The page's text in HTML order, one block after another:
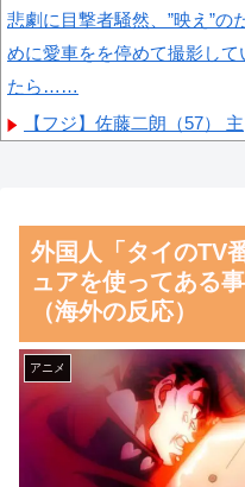
悲劇に目撃者騒然、”映え”の
めに愛車をを停めて撮影して
たら……
【フジ】佐藤二朗（57） 主
が正式に決定
【悲報】韓国、ロシアウク
イナ戦争に参戦へ！！！
【朗報】齋藤飛鳥、前屈みで
完全に見えてる動画が拡散さ
てしまう…
磁気嵐、地球由来のイオン
主導…JAXAの衛星「あらせ」
外国人「タイのTV
ュアを使ってある
（海外の反応）
アニメ